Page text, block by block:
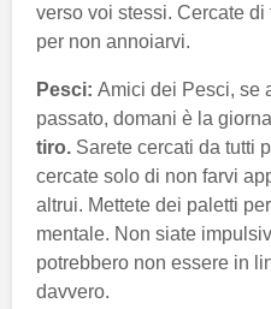
verso voi stessi. Cercate
per non annoiarvi.
Pesci: Amici dei Pesci, se
passato, domani è la
tiro. Sarete cercati da tutti
cercate solo di non farvi
altrui. Mettete dei paletti
mentale. Non siate
potrebbero non essere in
davvero.